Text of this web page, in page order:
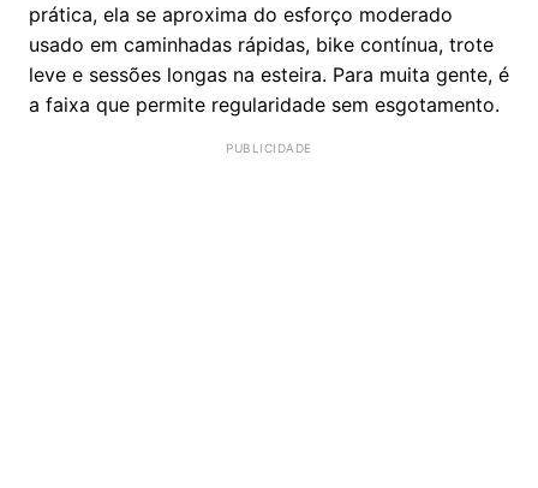
prática, ela se aproxima do esforço moderado
usado em caminhadas rápidas, bike contínua, trote
leve e sessões longas na esteira. Para muita gente, é
a faixa que permite regularidade sem esgotamento.